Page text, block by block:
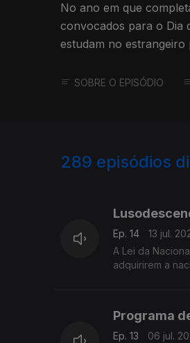
No ano em que
convocados para o Dia
estudam no estrangeiro
SOBRE O EPISÓDIO
289 episódios
Ep. 14
13 jul.
A Lei da
adquirirem a
Programa
Ep. 13
06 jul.